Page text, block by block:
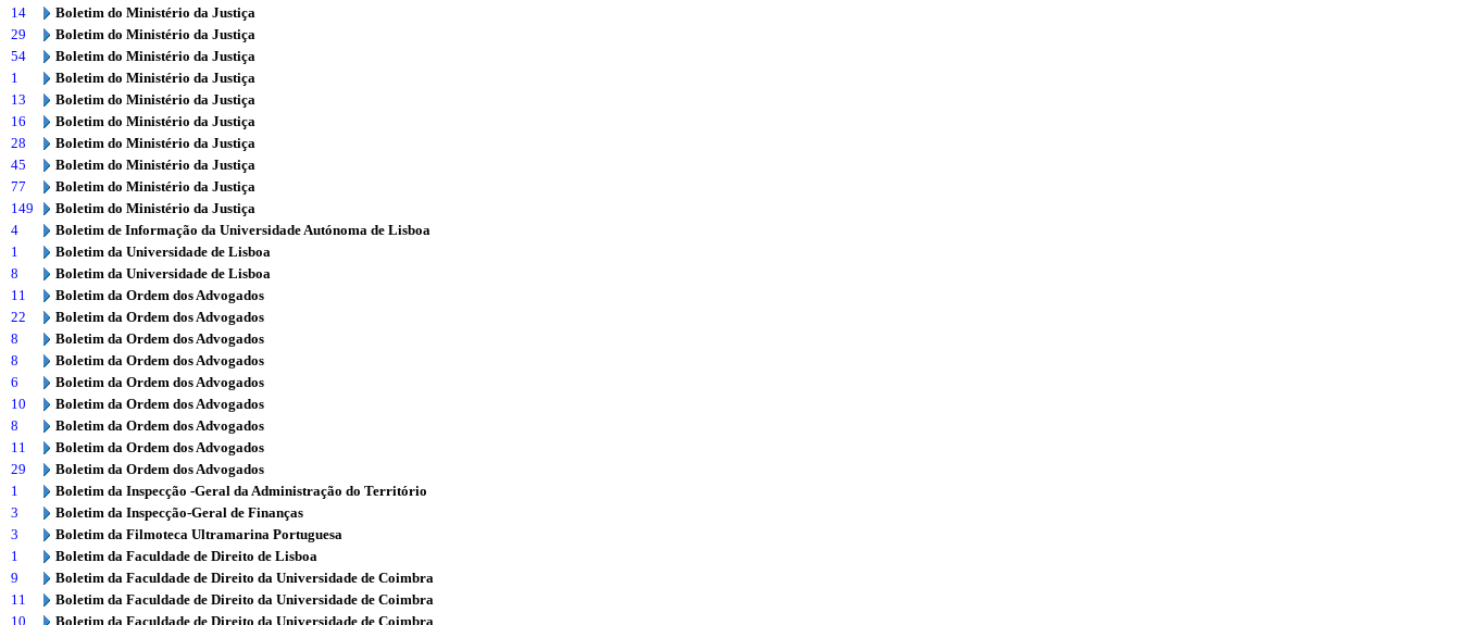
14
Boletim do Ministério da Justiça
29
Boletim do Ministério da Justiça
54
Boletim do Ministério da Justiça
1
Boletim do Ministério da Justiça
13
Boletim do Ministério da Justiça
16
Boletim do Ministério da Justiça
28
Boletim do Ministério da Justiça
45
Boletim do Ministério da Justiça
77
Boletim do Ministério da Justiça
149
Boletim do Ministério da Justiça
4
Boletim de Informação da Universidade Autónoma de Lisboa
1
Boletim da Universidade de Lisboa
8
Boletim da Universidade de Lisboa
11
Boletim da Ordem dos Advogados
22
Boletim da Ordem dos Advogados
8
Boletim da Ordem dos Advogados
8
Boletim da Ordem dos Advogados
6
Boletim da Ordem dos Advogados
10
Boletim da Ordem dos Advogados
8
Boletim da Ordem dos Advogados
11
Boletim da Ordem dos Advogados
29
Boletim da Ordem dos Advogados
1
Boletim da Inspecção -Geral da Administração do Território
3
Boletim da Inspecção-Geral de Finanças
3
Boletim da Filmoteca Ultramarina Portuguesa
1
Boletim da Faculdade de Direito de Lisboa
9
Boletim da Faculdade de Direito da Universidade de Coimbra
11
Boletim da Faculdade de Direito da Universidade de Coimbra
10
Boletim da Faculdade de Direito da Universidade de Coimbra